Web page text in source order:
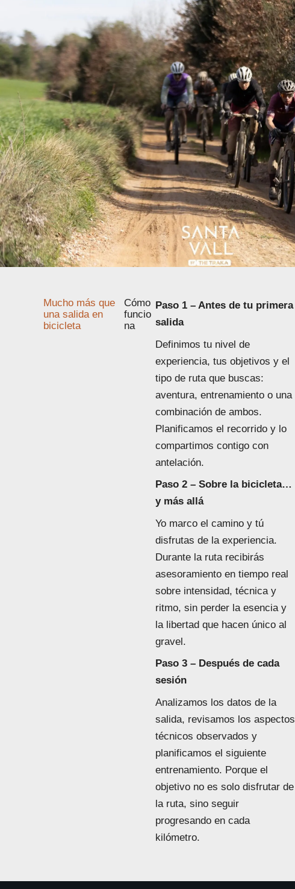
Mucho más que
una salida en
bicicleta
Cómo
funcio
na
Paso 1 – Antes de tu primera
salida
Definimos tu nivel de
experiencia, tus objetivos y el
tipo de ruta que buscas:
aventura, entrenamiento o una
combinación de ambos.
Planificamos el recorrido y lo
compartimos contigo con
antelación.
Paso 2 – Sobre la bicicleta…
y más allá
Yo marco el camino y tú
disfrutas de la experiencia.
Durante la ruta recibirás
asesoramiento en tiempo real
sobre intensidad, técnica y
ritmo, sin perder la esencia y
la libertad que hacen único al
gravel.
Paso 3 – Después de cada
sesión
Analizamos los datos de la
salida, revisamos los aspectos
técnicos observados y
planificamos el siguiente
entrenamiento. Porque el
objetivo no es solo disfrutar de
la ruta, sino seguir
progresando en cada
kilómetro.